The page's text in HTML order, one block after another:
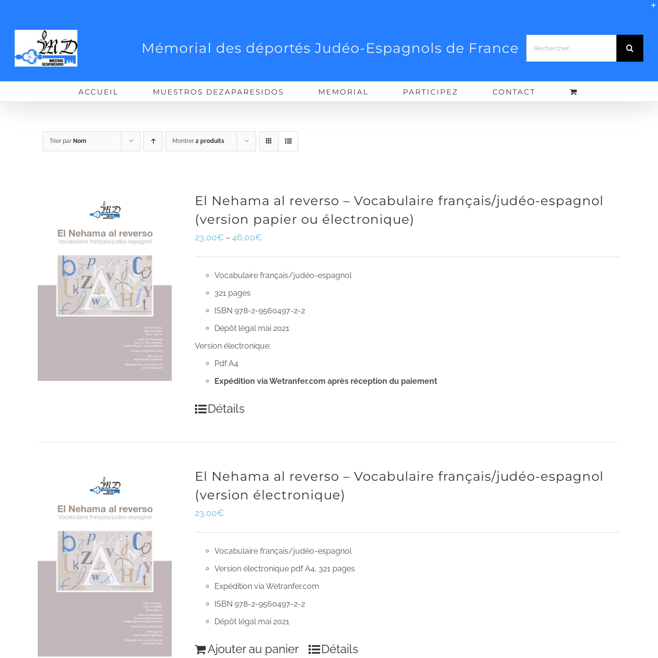
Mémorial des déportés Judéo-Espagnols de France
ACCUEIL MUESTROS DEZAPARESIDOS MEMORIAL PARTICIPEZ CONTACT
Trier par Nom Montrer 2 produits
El Nehama al reverso – Vocabulaire français/judéo-espagnol
(version papier ou électronique)
23,00€ –46,00€
Vocabulaire français/judéo-espagnol
321 pages
ISBN 978-2-9560497-2-2
Dépôt légal mai 2021
Version électronique:
Pdf A4
Expédition via Wetranfer.com après réception du paiement
Détails
El Nehama al reverso – Vocabulaire français/judéo-espagnol
(version électronique)
23,00€
Vocabulaire français/judéo-espagnol
Version électronique pdf A4, 321 pages
Expédition via Wetranfer.com
ISBN 978-2-9560497-2-2
Dépôt légal mai 2021
Ajouter au panier Détails